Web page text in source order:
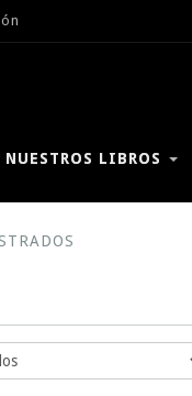
NUESTROS LIBROS